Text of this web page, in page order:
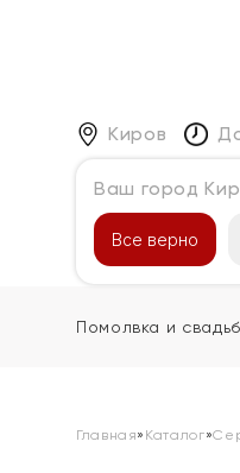
Киров
Ваш город
Все верно
Каталог
Помолвка и
Главная» Каталог»